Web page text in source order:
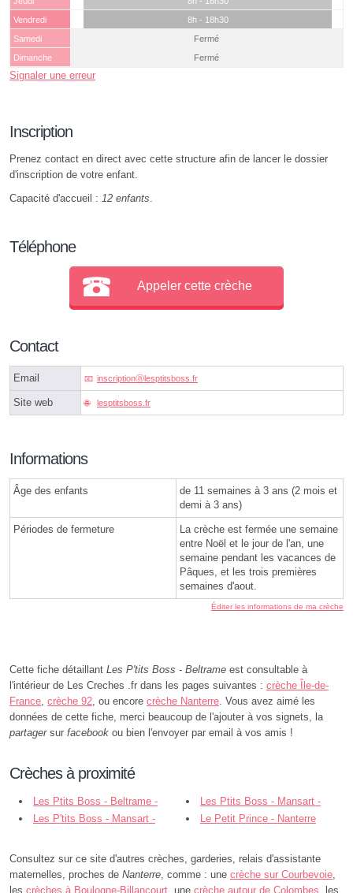
Vendredi
8h - 18h30
Samedi
Fermé
Dimanche
Fermé
Signaler une erreur
Inscription
Prenez contact en direct avec cette structure afin de lancer le dossier
d'inscription de votre enfant.
Capacité d'accueil : 12 enfants
Téléphone
Appeler cette crèche
Contact
Email inscriptionⓐlesptitsboss.fr
Site web lesptitsboss.fr
Informations
Âge des enfants
de 11 semaines à 3 ans (2 mois et
demi à 3 ans)
Périodes de fermeture
La crèche est fermée une semaine
entre Noël et le jour de l'an, une
semaine pendant les vacances de
Pâques, et les trois premières
semaines d'aout.
Éditer les informations de ma crèche
Cette fiche détaillant Les P'tits Boss - Beltrame est consultable à
l'intérieur de Les Creches .fr dans les pages suivantes : crèche Île-de-
France crèche 92 , ou encore crèche Nanterre . Vous avez aimé les
données de cette fiche, merci beaucoup de l'ajouter à vos signets, la
partagersur facebook ou bien l'envoyer par email à vos amis !
Crèches à proximité
Les Ptits Boss - Beltrame -
Nanterre
Les Ptits Boss - Mansart -
Nanterre
Les P'tits Boss - Mansart -
Le Petit Prince - Nanterre
Consultez sur ce site d'autres crèches, garderies, relais d'assistante
maternelles, proches de Nanterre , comme : une crèche sur Courbevoie
les crèches à Boulogne-Billancourt , une crèche autour de Colombes , les